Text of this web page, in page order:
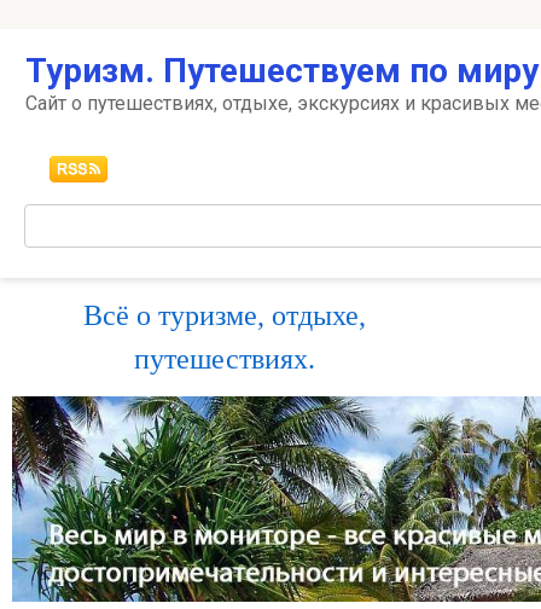
контенту
Туризм. Путешествуем по
Сайт о путешествиях, отдыхе, экскурсиях и красивых
Всё о туризме, отдыхе,
путешествиях.